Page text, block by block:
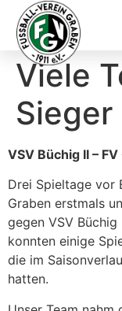
Viele
Sieger
VSV Büchig II –
Drei Spieltage vor
Graben erstmals
gegen VSV
konnten einige
die im
hatten.